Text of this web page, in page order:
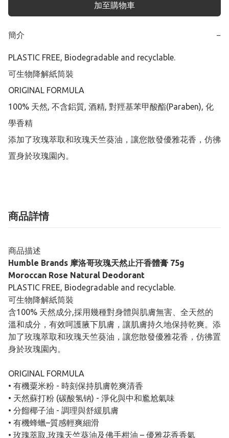
加至購物車
簡介 −
PLASTIC FREE, Biodegradable and recyclable.
可生物降解紙筒裝
ORIGINAL FORMULA
100% 天然, 不含鋁質, 酒精, 對羥基苯甲酸酯(Paraben), 化
學香精
添加了玫瑰萃取和玫瑰天竺葵油，讓您散發優雅花香，仿彿
置身於玫瑰園內。
商品詳情
商品描述
Humble Brands 摩洛哥玫瑰天然止汗香體膏 75g
Moroccan Rose Natural Deodorant
PLASTIC FREE, Biodegradable and recyclable.
可生物降解紙筒裝
含100% 天然成分,採用幾種對身體與肌膚無害、全天然的
溫和成分，有效呵護腋下肌膚，讓肌膚持久地保持乾爽。添
加了玫瑰萃取和玫瑰天竺葵油，讓您散發優雅花香，仿彿置
身於玫瑰園內。
ORIGINAL FORMULA
• 有機粟米粉 - 時刻保持肌膚乾爽清香
• 天然蘇打粉 (碳酸氢钠) - 淨化與中和尷尬氣味
• 分餾椰子油 - 調理與舒緩肌膚
• 有機蜂蠟–質感輕爽細滑
• 玫瑰萃取,玫瑰天竺葵油及佛手柑油 – 優雅花香香氣